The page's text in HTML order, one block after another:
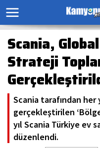
Scania,
Strateji
Scania tarafından her
gerçekleştirilen
yıl Scania Türkiye ev
düzenlendi.